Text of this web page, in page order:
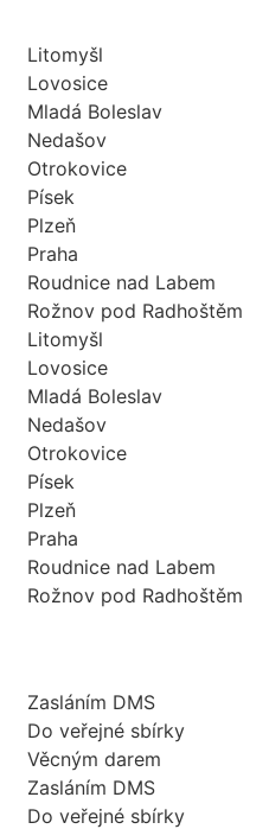
Litomyšl
Lovosice
Mladá Boleslav
Nedašov
Otrokovice
Písek
Plzeň
Praha
Roudnice nad Labem
Rožnov pod Radhoštěm
Litomyšl
Lovosice
Mladá Boleslav
Nedašov
Otrokovice
Písek
Plzeň
Praha
Roudnice nad Labem
Rožnov pod Radhoštěm
Zasláním DMS
Do veřejné sbírky
Věcným darem
Zasláním DMS
Do veřejné sbírky